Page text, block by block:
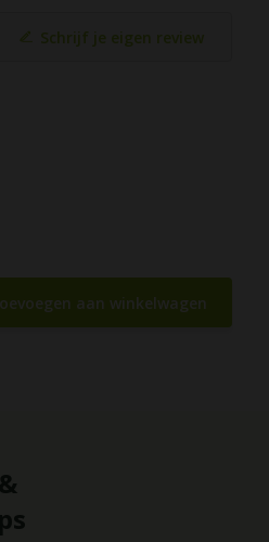
Schrijf je eigen review
aan winkelwagen